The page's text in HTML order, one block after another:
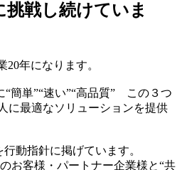
戦し続けていま
年になります。
“簡単”“速い”“高品質” この３つ
に最適なソリューションを提供
動指針に掲げています。
お客様・パートナー企業様と“共